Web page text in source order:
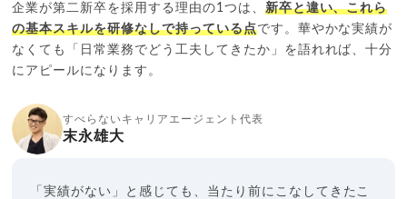
企業が第二新卒を採用する理由の1つは、 新卒と違い、これら
の基本スキルを研修なしで持っている点です。華やかな実績が
なくても「日常業務でどう工夫してきたか」を語れれば、十分
にアピールになります。
すべらないキャリアエージェント代表
末永雄大
「実績がない」と感じても、当たり前にこなしてきたこ